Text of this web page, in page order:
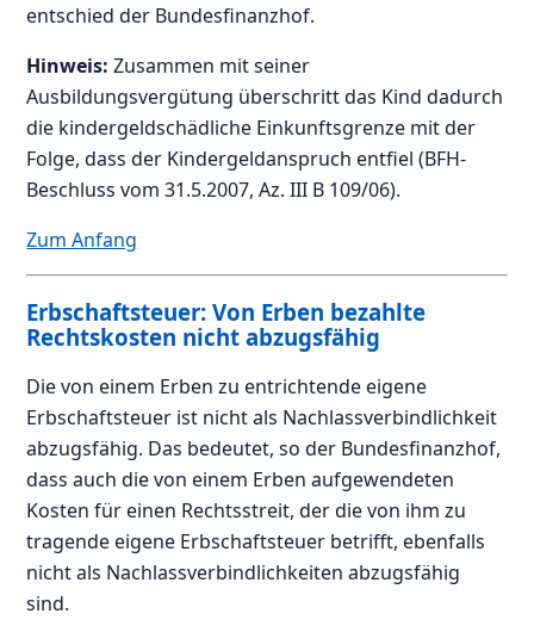
entschied der Bundesfinanzhof.
Hinweis:Zusammen mit seiner
Ausbildungsvergütung überschritt das Kind dadurch
die kindergeldschädliche Einkunftsgrenze mit der
Folge, dass der Kindergeldanspruch entfiel (BFH-
Beschluss vom 31.5.2007, Az. III B 109/06).
Zum Anfang
Erbschaftsteuer: Von Erben bezahlte
Rechtskosten nicht abzugsfähig
Die von einem Erben zu entrichtende eigene
Erbschaftsteuer ist nicht als Nachlassverbindlichkeit
abzugsfähig. Das bedeutet, so der Bundesfinanzhof,
dass auch die von einem Erben aufgewendeten
Kosten für einen Rechtsstreit, der die von ihm zu
tragende eigene Erbschaftsteuer betrifft, ebenfalls
nicht als Nachlassverbindlichkeiten abzugsfähig
sind.